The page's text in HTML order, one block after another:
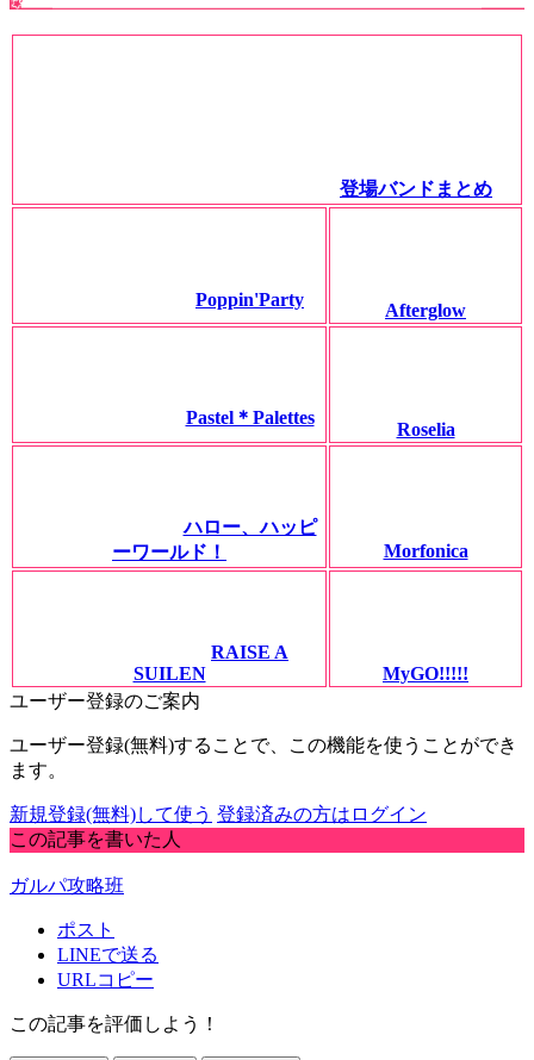
登場バンドまとめ
Poppin'Party
Afterglow
Pastel＊Palettes
Roselia
ハロー、ハッピ
ーワールド！
Morfonica
RAISE A
SUILEN
MyGO!!!!!
ユーザー登録のご案内
ユーザー登録(無料)することで、この機能を使うことができ
ます。
新規登録(無料)して使う 登録済みの方はログイン
この記事を書いた人
ガルパ攻略班
ポスト
LINEで送る
URLコピー
この記事を評価しよう！